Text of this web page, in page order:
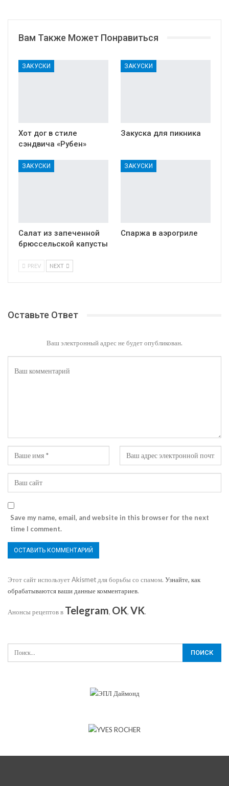
Вам Также Может Понравиться
ЗАКУСКИ
Хот дог в стиле
сэндвича «Рубен»
ЗАКУСКИ
Закуска для пикника
ЗАКУСКИ
Салат из запеченной
брюссельской капусты
ЗАКУСКИ
Спаржа в аэрогриле
PREV NEXT
Оставьте Ответ
Ваш электронный адрес не будет опубликован.
Save my name, email, and website in this browser for the next
time I comment.
Этот сайт использует Akismet для борьбы со спамом. Узнайте, как
обрабатываются ваши данные комментариев.
Анонсы рецептов в Telegram, OK, VK.